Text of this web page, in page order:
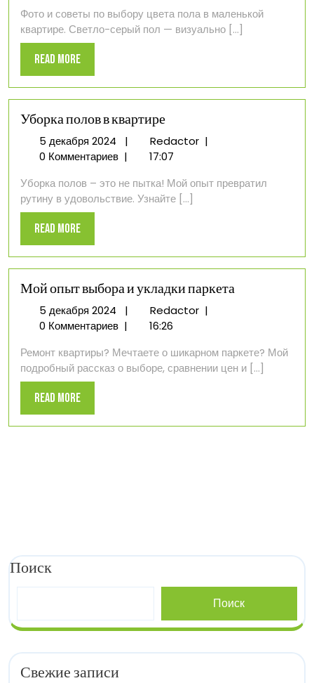
цвета
пола
Фото и советы по выбору цвета пола в маленькой
квартире. Светло-серый пол — визуально [...]
Read MoreRead
More
Уборка полов в квартире
5 декабря 20245
декабря
| RedactorУборка
квартире
|
0 Комментариев |
17:07
Уборка полов – это не пытка! Мой опыт превратил
рутину в удовольствие. Узнайте [...]
Read MoreRead
More
Мой опыт выбора и укладки паркета
5 декабря 20245
декабря
| RedactorМой
и
укладки
|
0 Комментариев |
16:26
Ремонт квартиры? Мечтаете о шикарном паркете? Мой
подробный рассказ о выборе, сравнении цен и [...]
Read MoreRead
More
Поиск
Поиск
Свежие записи